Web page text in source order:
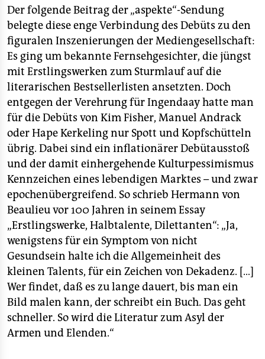
Der folgende Beitrag der „aspekte“-Sendung
belegte diese enge Verbindung des Debüts zu den
figuralen Inszenierungen der Mediengesellschaft:
Es ging um bekannte Fernsehgesichter, die jüngst
mit Erstlingswerken zum Sturmlauf auf die
literarischen Bestsellerlisten ansetzten. Doch
entgegen der Verehrung für Ingendaay hatte man
für die Debüts von Kim Fisher, Manuel Andrack
oder Hape Kerkeling nur Spott und Kopfschütteln
übrig. Dabei sind ein inflationärer Debütausstoß
und der damit einhergehende Kulturpessimismus
Kennzeichen eines lebendigen Marktes – und zwar
epochenübergreifend. So schrieb Hermann von
Beaulieu vor 100 Jahren in seinem Essay
„Erstlingswerke, Halbtalente, Dilettanten“: „Ja,
wenigstens für ein Symptom von nicht
Gesundsein halte ich die Allgemeinheit des
kleinen Talents, für ein Zeichen von Dekadenz. […]
Wer findet, daß es zu lange dauert, bis man ein
Bild malen kann, der schreibt ein Buch. Das geht
schneller. So wird die Literatur zum Asyl der
Armen und Elenden.“